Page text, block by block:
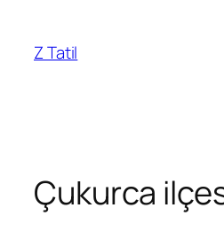
Z Tatil
Çukurca